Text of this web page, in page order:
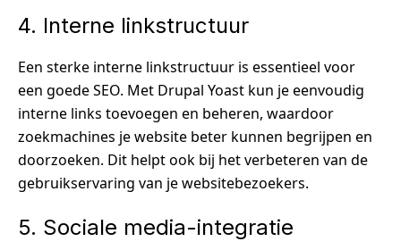
4. Interne linkstructuur
Een sterke interne linkstructuur is essentieel voor
een goede SEO. Met Drupal Yoast kun je eenvoudig
interne links toevoegen en beheren, waardoor
zoekmachines je website beter kunnen begrijpen en
doorzoeken. Dit helpt ook bij het verbeteren van de
gebruikservaring van je websitebezoekers.
5. Sociale media-integratie